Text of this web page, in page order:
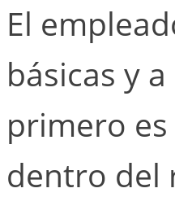
El
básicas y
primero
dentro del